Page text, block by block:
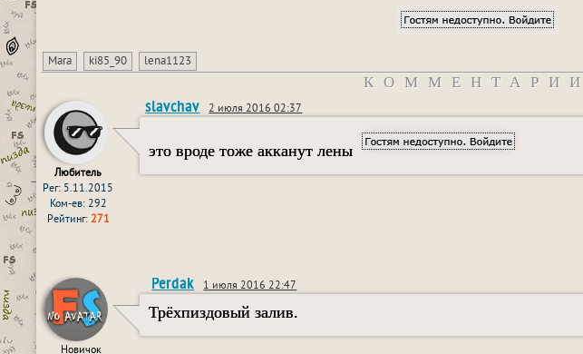
Mara ki85_90 lena1123
КОММЕНТАРИИ
Любитель
Рег: 5.11.2015
Ком-ев: 292
Рейтинг: 271
slavchav 2 июля 2016 02:37
это вроде тоже акканут лены
Новичок
Perdak 1 июля 2016 22:47
Трёхпиздовый залив.